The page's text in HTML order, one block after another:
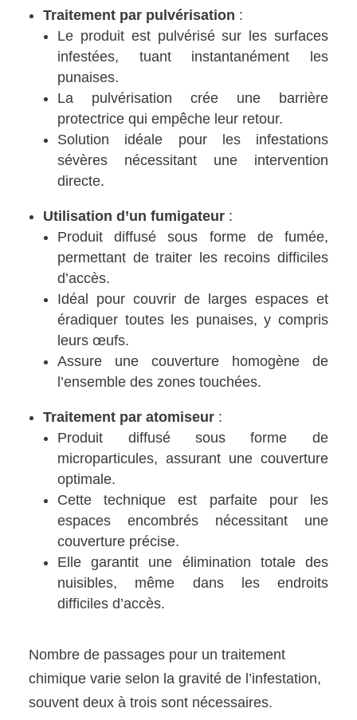
Traitement par pulvérisation :
Le produit est pulvérisé sur les surfaces
infestées, tuant instantanément les
punaises.
La pulvérisation crée une barrière
protectrice qui empêche leur retour.
Solution idéale pour les infestations
sévères nécessitant une intervention
directe.
Utilisation d’un fumigateur :
Produit diffusé sous forme de fumée,
permettant de traiter les recoins difficiles
d’accès.
Idéal pour couvrir de larges espaces et
éradiquer toutes les punaises, y compris
leurs œufs.
Assure une couverture homogène de
l’ensemble des zones touchées.
Traitement par atomiseur :
Produit diffusé sous forme de
microparticules, assurant une couverture
optimale.
Cette technique est parfaite pour les
espaces encombrés nécessitant une
couverture précise.
Elle garantit une élimination totale des
nuisibles, même dans les endroits
difficiles d’accès.
Nombre de passages pour un traitement
chimique varie selon la gravité de l’infestation,
souvent deux à trois sont nécessaires.